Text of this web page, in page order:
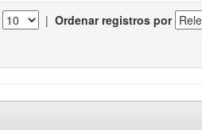
| Ordenar registros por